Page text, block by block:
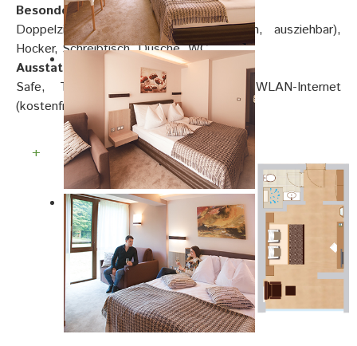
Besonderheiten:
Doppelzimmer mit Sofa (Breite 125cm, ausziehbar),
Hocker, Schreibtisch, Dusche, WC
Ausstattung:
Safe, Telefon, Smart TV, Sat-TV, WLAN-Internet
(kostenfrei), Föhn, Kosmetikspiegel
+